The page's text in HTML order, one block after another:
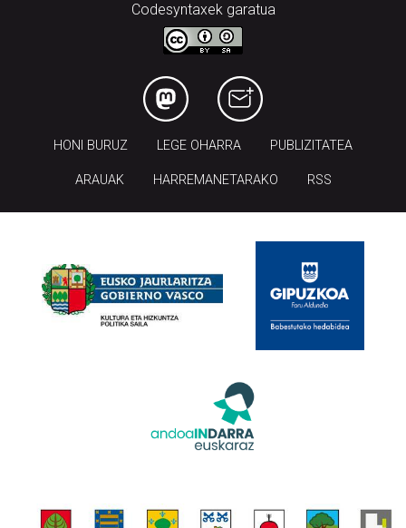
Codesyntaxek garatua
HONI BURUZ LEGE OHARRA PUBLIZITATEA
ARAUAK HARREMANETARAKO RSS